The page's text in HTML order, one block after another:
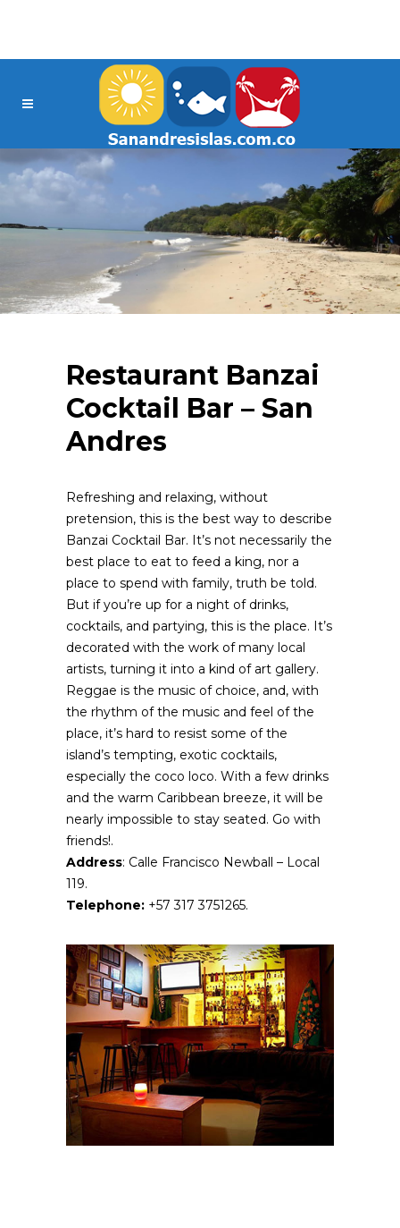
Restaurant Banzai
Cocktail Bar – San
Andres
Refreshing and relaxing, without
pretension, this is the best way to describe
Banzai Cocktail Bar. It’s not necessarily the
best place to eat to feed a king, nor a
place to spend with family, truth be told.
But if you’re up for a night of drinks,
cocktails, and partying, this is the place. It’s
decorated with the work of many local
artists, turning it into a kind of art gallery.
Reggae is the music of choice, and, with
the rhythm of the music and feel of the
place, it’s hard to resist some of the
island’s tempting, exotic cocktails,
especially the coco loco. With a few drinks
and the warm Caribbean breeze, it will be
nearly impossible to stay seated. Go with
friends!.
Address: Calle Francisco Newball – Local
119.
Telephone: +57 317 3751265.